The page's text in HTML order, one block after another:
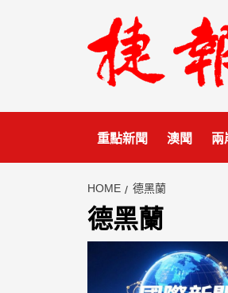
重點新聞 澳聞 兩
HOME 德黑蘭
德黑蘭